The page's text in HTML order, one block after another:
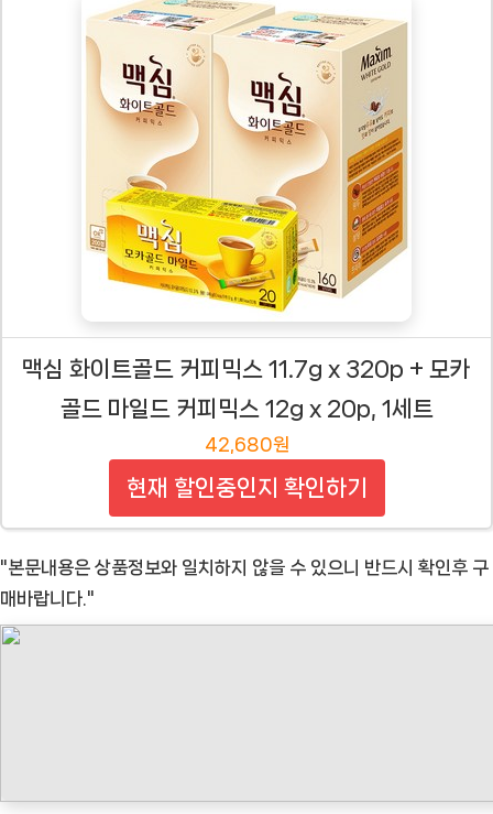
맥심 화이트골드 커피믹스 11.7g x 320p + 모카
골드 마일드 커피믹스 12g x 20p, 1세트
42,680원
현재 할인중인지 확인하기
"본문내용은 상품정보와 일치하지 않을 수 있으니 반드시 확인후 구
매바랍니다."